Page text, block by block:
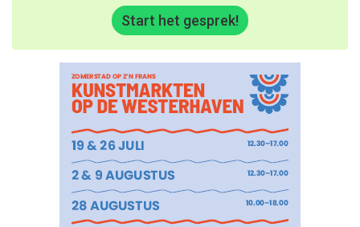
Start het gesprek!